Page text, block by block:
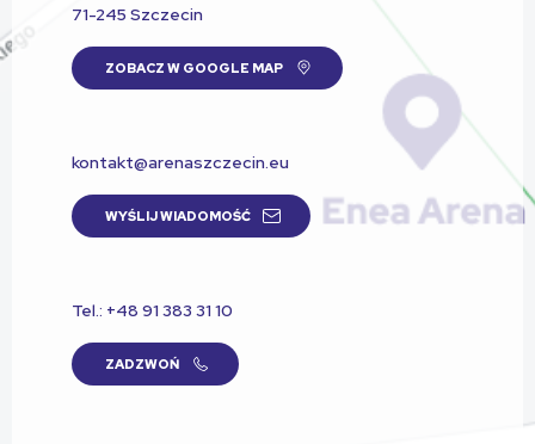
71-245 Szczecin
ZOBACZ W GOOGLE MAP
kontakt@arenaszczecin.eu
WYŚLIJ WIADOMOŚĆ
Tel.: +48 91 383 31 10
ZADZWOŃ